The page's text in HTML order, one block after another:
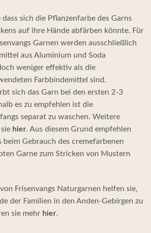
dass sich die Pflanzenfarbe des Garns
auf ihre Hände abfärben könnte. Für
Garnen werden ausschließlich
aus Aluminium und Soda
weniger effektiv als die
Farbbindemittel sind.
sich das Garn bei den ersten 2-3
es zu empfehlen ist die
separat zu waschen. Weitere
hier. Aus diesem Grund empfehlen
beim Gebrauch des cremefarbenen
Garne zum Stricken von Mustern
Frisenvangs Naturgarnen helfen sie,
der Familien in den Anden-Gebirgen zu
sie mehr hier.